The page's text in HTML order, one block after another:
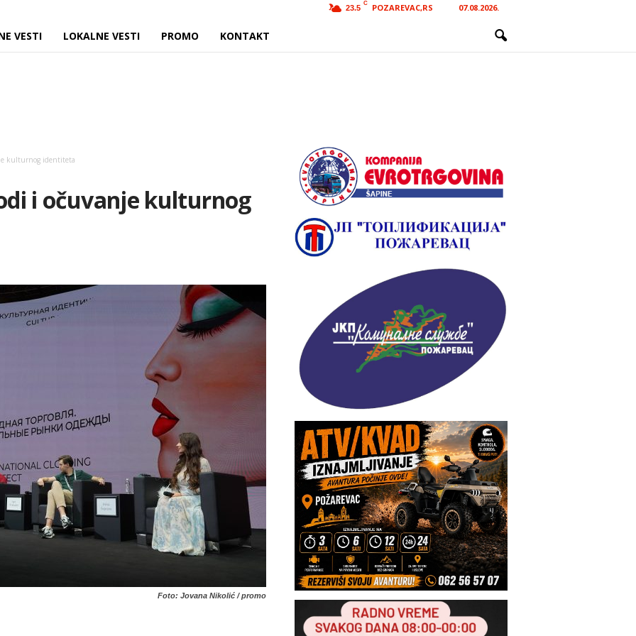
23.5
C POZAREVAC,RS 07.08.2026.
VESTI LOKALNE VESTI PROMO KONTAKT
kulturnog identiteta
i očuvanje kulturnog
Foto: Jovana Nikolić / promo